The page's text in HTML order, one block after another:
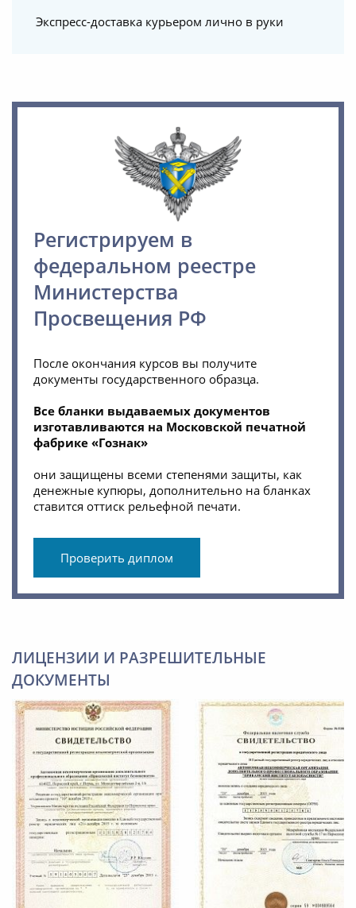
Экспресс-доставка курьером лично в руки
Регистрируем в
федеральном реестре
Министерства
Просвещения РФ
После окончания курсов вы получите
документы государственного образца.
Все бланки выдаваемых документов
изготавливаются на Московской печатной
фабрике «Гознак»
они защищены всеми степенями защиты, как
денежные купюры, дополнительно на бланках
ставится оттиск рельефной печати.
Проверить диплом
ЛИЦЕНЗИИ И РАЗРЕШИТЕЛЬНЫЕ
ДОКУМЕНТЫ